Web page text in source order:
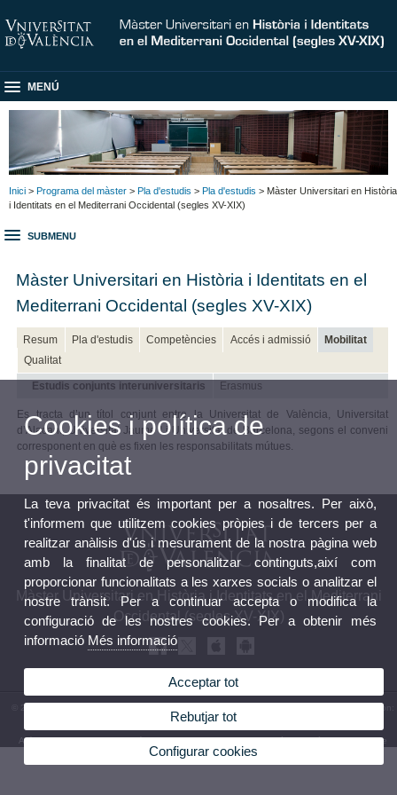
MENÚ
Inici > Programa del màster > Pla d'estudis > Pla d'estudis > Màster Universitari en Història
i Identitats en el Mediterrani Occidental (segles XV-XIX)
SUBMENU
Màster Universitari en Història i Identitats en el
Mediterrani Occidental (segles XV-XIX)
Resum Pla d'estudis Competències Accés i admissió
Mobilitat
Qualitat
Estudis conjunts interuniversitaris Erasmus
Es tracta d’un títol conjunt entre la Universitat de València, Universitat
d’Alacant, Universitat Jaume I i Universitat de Barcelona, segons el conveni
corresponent en què es fixen les responsabilitats mútues.
Màster Universitari en Història i Identitats en el Mediterrani
Occidental (segles XV-XIX)
© 2026 UV. - Facultat de Geografia i Història. Av. Blasco Ibañez, 28. 46010 València. Telèfon:
963 864 723
Avís legal|Accessibilitat|Política privacitat|Cookies|Transparència|Bústia de contacte
Cookies i política de
privacitat
La teva privacitat és important per a nosaltres. Per això,
t'informem que utilitzem cookies pròpies i de tercers per a
realitzar anàlisis d'ús i mesurament de la nostra pàgina web
amb la finalitat de personalitzar continguts,així com
proporcionar funcionalitats a les xarxes socials o analitzar el
nostre trànsit. Per a continuar accepta o modifica la
configuració de les nostres cookies. Per a obtenir més
informació Més informació
Acceptar tot
Rebutjar tot
Configurar cookies